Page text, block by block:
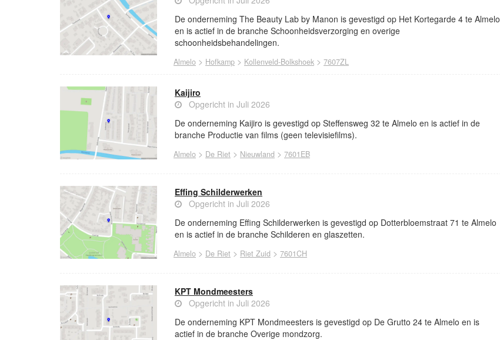
De onderneming The Beauty Lab by Manon is gevestigd op Het Kortegarde 4 te Almelo
en is actief in de branche Schoonheidsverzorging en overige
schoonheidsbehandelingen.
Almelo > Hofkamp > Kollenveld-Bolkshoek > 7607ZL
Kaijiro
Opgericht in Juli 2026
De onderneming Kaijiro is gevestigd op Steffensweg 32 te Almelo en is actief in de
branche Productie van films (geen televisiefilms).
Almelo > De Riet > Nieuwland > 7601EB
Effing Schilderwerken
Opgericht in Juli 2026
De onderneming Effing Schilderwerken is gevestigd op Dotterbloemstraat 71 te Almelo
en is actief in de branche Schilderen en glaszetten.
Almelo > De Riet > Riet Zuid > 7601CH
KPT Mondmeesters
Opgericht in Juli 2026
De onderneming KPT Mondmeesters is gevestigd op De Grutto 24 te Almelo en is
actief in de branche Overige mondzorg.